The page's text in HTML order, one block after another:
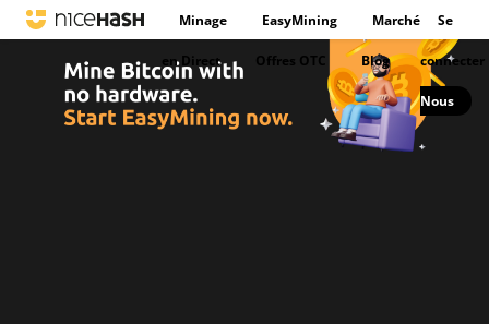
Minage EasyMining Marché
en Direct Offres OTC Blog
Se
connecter
Nous